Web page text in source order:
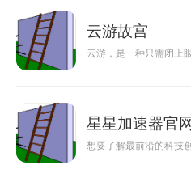
云游故宫
云游，是一种只需闭上
星星加速器官
想要了解最前沿的科技